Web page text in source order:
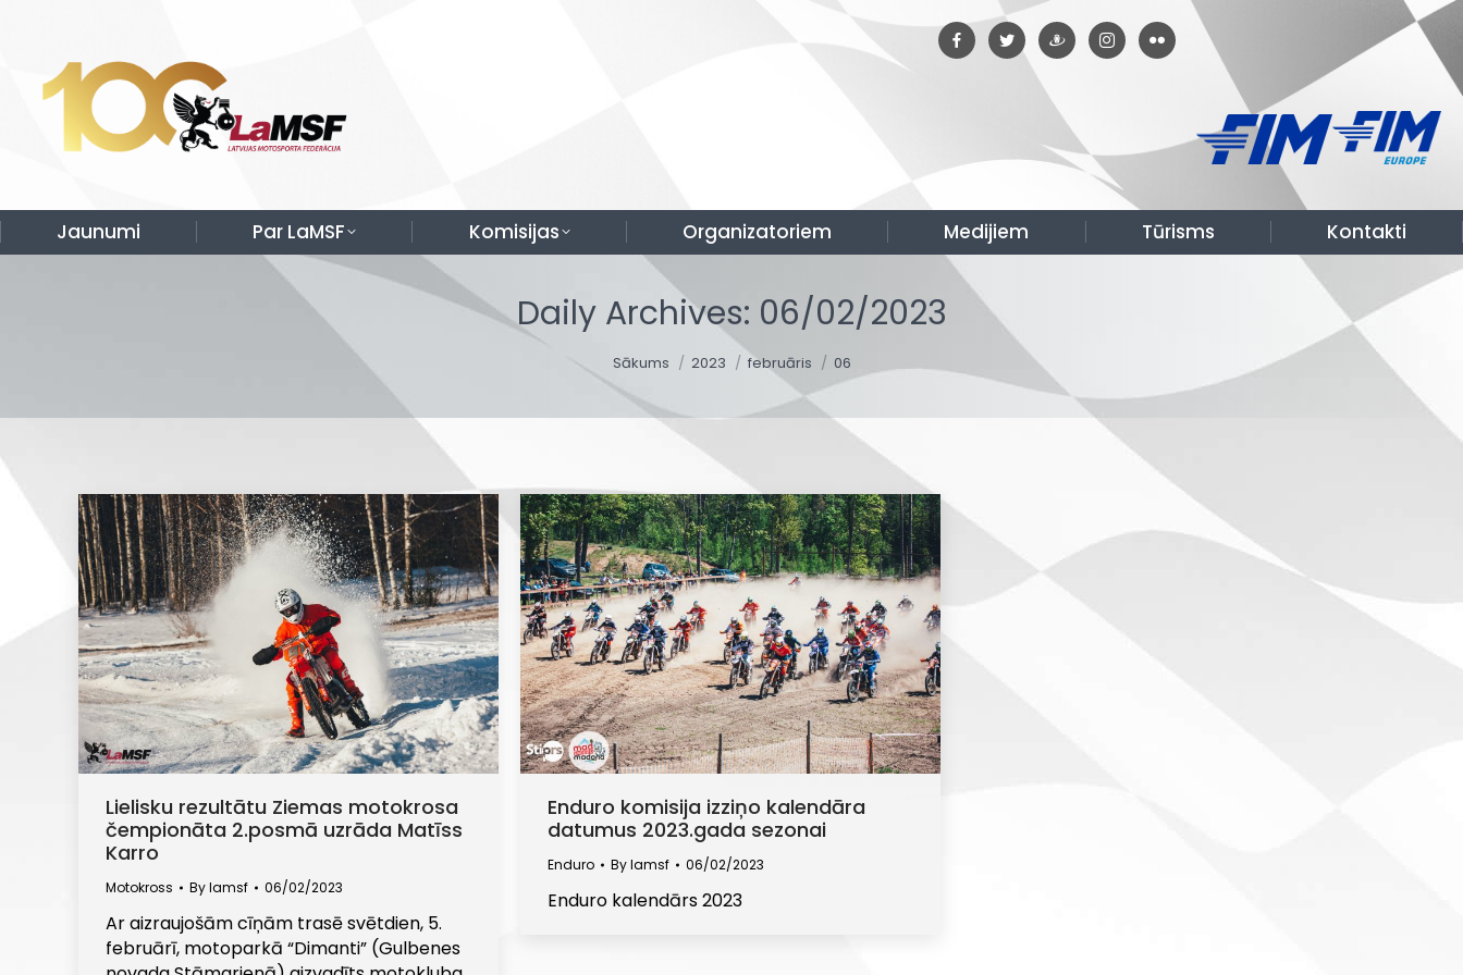
Jaunumi Par LaMSF Komisijas Organizatoriem Medijiem Tūrisms Kontakti
Daily Archives: 06/02/2023
Sākums 2023 februāris 06
Lielisku rezultātu Ziemas motokrosa
čempionāta 2.posmā uzrāda Matīss
Karro
Motokross Bylamsf 06/02/2023
Ar aizraujošām cīņām trasē svētdien, 5.
februārī, motoparkā “Dimanti” (Gulbenes
Enduro komisija izziņo kalendāra
datumus 2023.gada sezonai
Enduro Bylamsf 06/02/2023
Enduro kalendārs 2023